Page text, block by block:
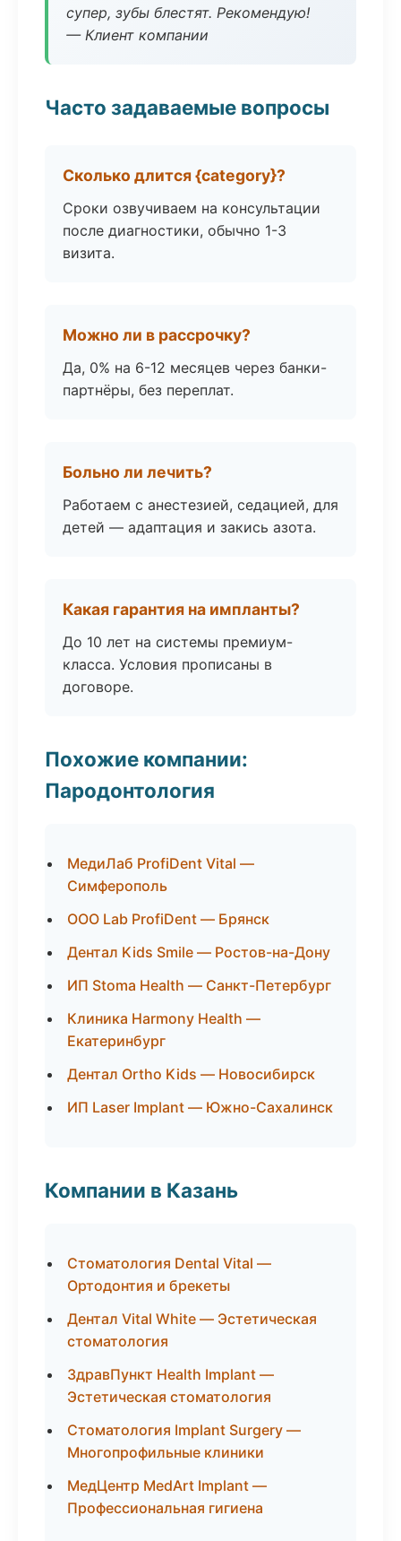
супер, зубы блестят. Рекомендую!
— Клиент компании
Часто задаваемые вопросы
Сколько длится {category}?
Сроки озвучиваем на консультации
после диагностики, обычно 1-3
визита.
Можно ли в рассрочку?
Да, 0% на 6-12 месяцев через банки-
партнёры, без переплат.
Больно ли лечить?
Работаем с анестезией, седацией, для
детей — адаптация и закись азота.
Какая гарантия на импланты?
До 10 лет на системы премиум-
класса. Условия прописаны в
договоре.
Похожие компании:
Пародонтология
МедиЛаб ProfiDent Vital —
Симферополь
ООО Lab ProfiDent — Брянск
Дентал Kids Smile — Ростов-на-Дону
ИП Stoma Health — Санкт-Петербург
Клиника Harmony Health —
Екатеринбург
Дентал Ortho Kids — Новосибирск
ИП Laser Implant — Южно-Сахалинск
Компании в Казань
Стоматология Dental Vital —
Ортодонтия и брекеты
Дентал Vital White — Эстетическая
стоматология
ЗдравПункт Health Implant —
Эстетическая стоматология
Стоматология Implant Surgery —
Многопрофильные клиники
МедЦентр MedArt Implant —
Профессиональная гигиена